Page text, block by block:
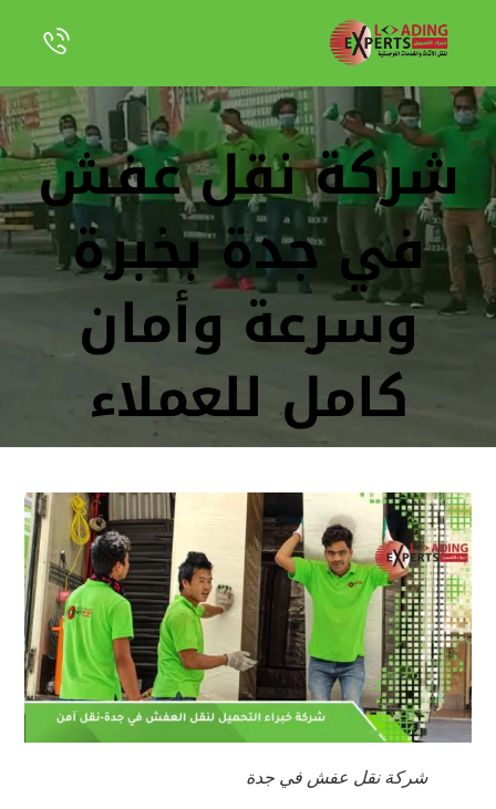
شركة نقل عفش
في جدة بخبرة
وسرعة وأمان
كامل للعملاء
شركة نقل عفش في جدة